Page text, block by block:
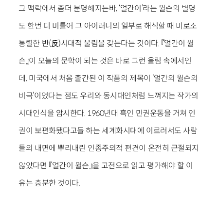
그 맥락에서 좀더 분명해지는바, ‘얼간이’라는 윌슨의 별명
도 한번 더 비틀어 그 아이러니의 일부로 해석할 때 비로소
통렬한 반(反)시대적 울림을 갖는다는 것이다. 『얼간이 윌
슨』이 오늘의 문학이 되는 것은 바로 그런 울림 속에서인
데, 미국에서 처음 출간된 이 작품의 제목이 ‘얼간의 윌슨의
비극’이었다는 점도 우리와 동시대인처럼 느껴지는 작가의
시대인식을 암시한다. 1960년대 흑인 민권운동을 거쳐 인
권이 보편화됐다고들 하는 세계화시대에 이르러서도 사람
들의 내면에 뿌리내린 인종주의적 편견이 온전히 근절되지
않았다면 『얼간이 윌슨』을 고전으로 읽고 평가해야 할 이
유는 충분한 것이다.